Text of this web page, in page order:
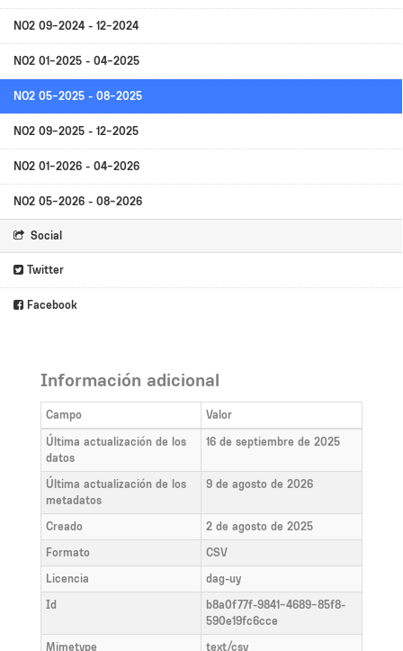
NO2 09-2024 - 12-2024
NO2 01-2025 - 04-2025
NO2 05-2025 - 08-2025
NO2 09-2025 - 12-2025
NO2 01-2026 - 04-2026
NO2 05-2026 - 08-2026
Social
Twitter
Facebook
Información adicional
Campo
Valor
Última actualización de los
datos
16 de septiembre de 2025
Última actualización de los
metadatos
9 de agosto de 2026
Creado
2 de agosto de 2025
Formato
CSV
Licencia
dag-uy
Id
b8a0f77f-9841-4689-85f8-
590e19fc6cce
Mimetype
text/csv